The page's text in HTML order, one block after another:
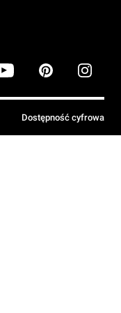
Dostępność cyfrowa